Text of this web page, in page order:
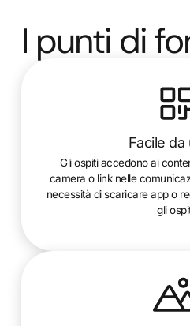
I punti di
Facile da
Gli ospiti accedono ai
camera o link nelle
necessità di scaricare app o
gli